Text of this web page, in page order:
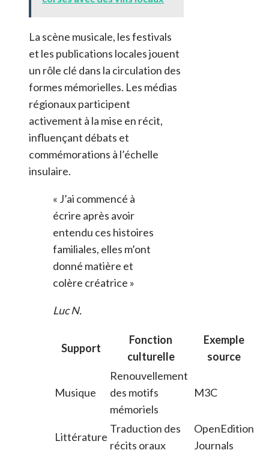
La scène musicale, les festivals
et les publications locales jouent
un rôle clé dans la circulation des
formes mémorielles. Les médias
régionaux participent
activement à la mise en récit,
influençant débats et
commémorations à l’échelle
insulaire.
« J’ai commencé à
écrire après avoir
entendu ces histoires
familiales, elles m’ont
donné matière et
colère créatrice »
Luc N.
Support
Fonction
culturelle
Exemple
source
Musique
Renouvellement
des motifs
mémoriels
M3C
Littérature
Traduction des
récits oraux
OpenEdition
Journals